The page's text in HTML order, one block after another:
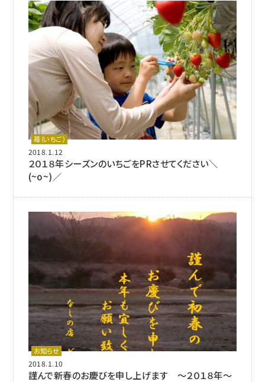
苺（いちご）
2018.1.12
２０１８年シーズンのいちごをPRさせてください＼
(~o~)／
お知らせ
2018.1.10
謹んで新春のお慶びを申し上げます ～２０１８年～